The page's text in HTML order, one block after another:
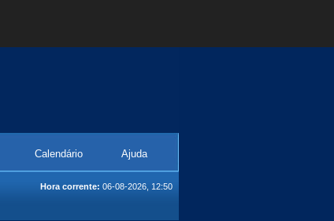
Calendário Ajuda
Hora corrente: 06-08-2026, 12:50